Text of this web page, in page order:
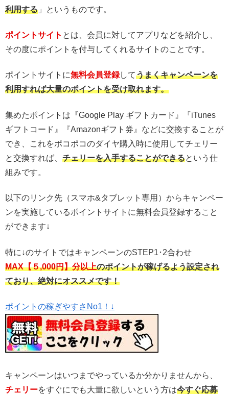
利用する 」というものです。
ポイントサイト とは、会員に対してアプリなどを紹介し、
その度にポイントを付与してくれるサイトのことです。
ポイントサイトに無料会員登録してうまくキャンペーンを
利用すれば大量のポイントを受け取れます。
集めたポイントは『Google Play ギフトカード』『iTunes
ギフトコード』『Amazonギフト券』などに交換することが
でき、これをポコポコのダイヤ購入時に使用してチェリー
と交換すれば、 チェリーを入手することができるという仕
組みです。
以下のリンク先（スマホ&タブレット専用）からキャンペー
ンを実施しているポイントサイトに無料会員登録すること
ができます↓
特に↓のサイトではキャンペーンのSTEP1･2合わせ
MAX【５,000円】分以上のポイントが稼げるよう設定され
ており、絶対にオススメです！
ポイントの稼ぎやすさNo1！↓
キャンペーンはいつまでやっているか分かりませんから、
チェリーをすぐにでも大量に欲しいという方は今すぐ応募